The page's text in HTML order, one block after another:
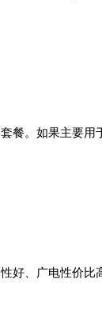
餐。如果主要
好、广电性价